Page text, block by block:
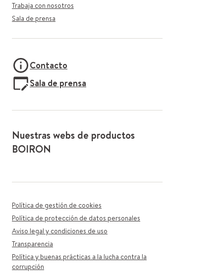
Trabaja con nosotros
Sala de prensa
Contacto
Sala de prensa
Nuestras webs de productos
BOIRON
Política de gestión de cookies
Política de protección de datos personales
Aviso legal y condiciones de uso
Transparencia
Política y buenas prácticas a la lucha contra la
corrupción